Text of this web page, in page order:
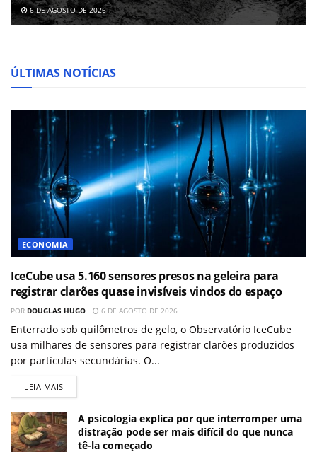
6 DE AGOSTO DE 2026
ÚLTIMAS NOTÍCIAS
ECONOMIA
IceCube usa 5.160 sensores presos na geleira para
registrar clarões quase invisíveis vindos do espaço
POR DOUGLAS HUGO 6 DE AGOSTO DE 2026
Enterrado sob quilômetros de gelo, o Observatório IceCube
usa milhares de sensores para registrar clarões produzidos
por partículas secundárias. O...
LEIA MAIS
A psicologia explica por que interromper uma
distração pode ser mais difícil do que nunca
tê-la começado